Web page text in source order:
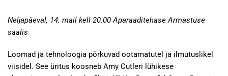
Neljapäeval, 14. mail kell 20.00 Aparaaditehase Armastuse
saalis
Loomad ja tehnoloogia põrkuvad ootamatutel ja ilmutuslikel
viisidel. See üritus koosneb Amy Cutleri lühikese